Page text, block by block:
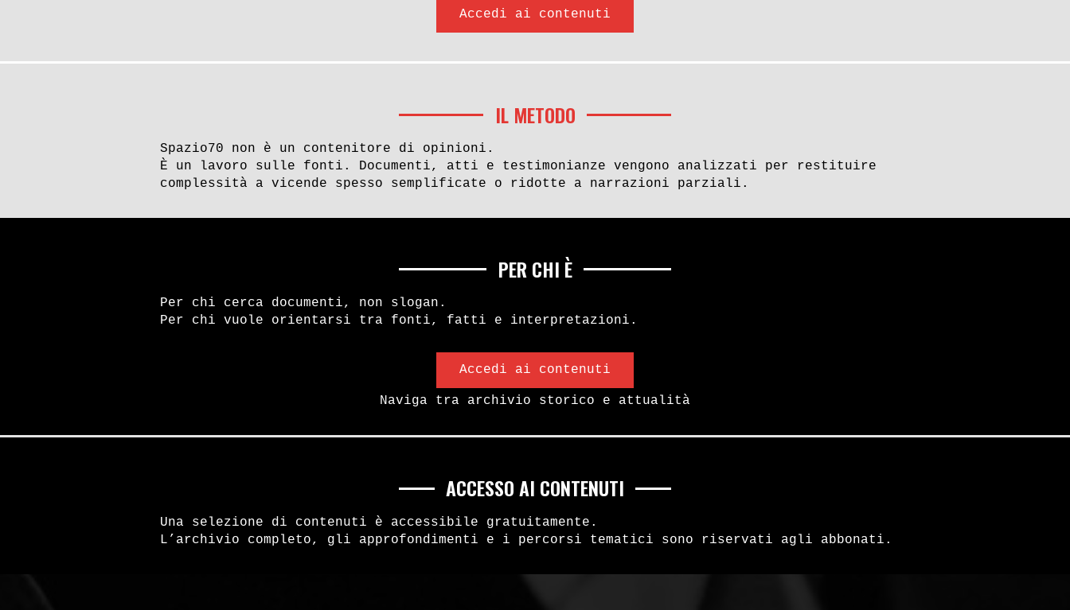
Accedi ai contenuti
IL METODO
Spazio70 non è un contenitore di opinioni.
È un lavoro sulle fonti. Documenti, atti e testimonianze vengono analizzati per restituire
complessità a vicende spesso semplificate o ridotte a narrazioni parziali.
PER CHI È
Per chi cerca documenti, non slogan.
Per chi vuole orientarsi tra fonti, fatti e interpretazioni.
Accedi ai contenuti
Naviga tra archivio storico e attualità
ACCESSO AI CONTENUTI
Una selezione di contenuti è accessibile gratuitamente.
L’archivio completo, gli approfondimenti e i percorsi tematici sono riservati agli abbonati.